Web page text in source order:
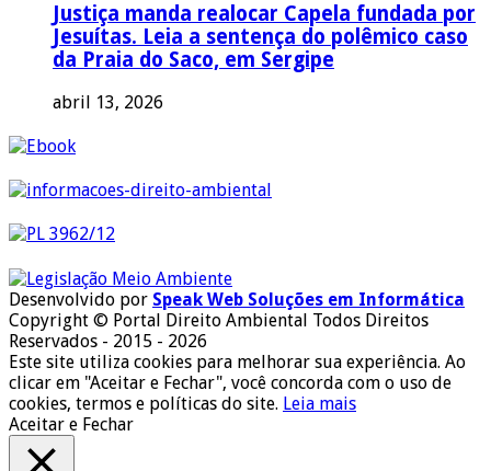
Justiça manda realocar Capela fundada por
Jesuítas. Leia a sentença do polêmico caso
da Praia do Saco, em Sergipe
abril 13, 2026
Desenvolvido por Speak Web Soluções em Informática
Copyright © Portal Direito Ambiental Todos Direitos
Reservados - 2015 - 2026
Este site utiliza cookies para melhorar sua experiência. Ao
clicar em "Aceitar e Fechar", você concorda com o uso de
cookies, termos e políticas do site. Leia mais
Aceitar e Fechar